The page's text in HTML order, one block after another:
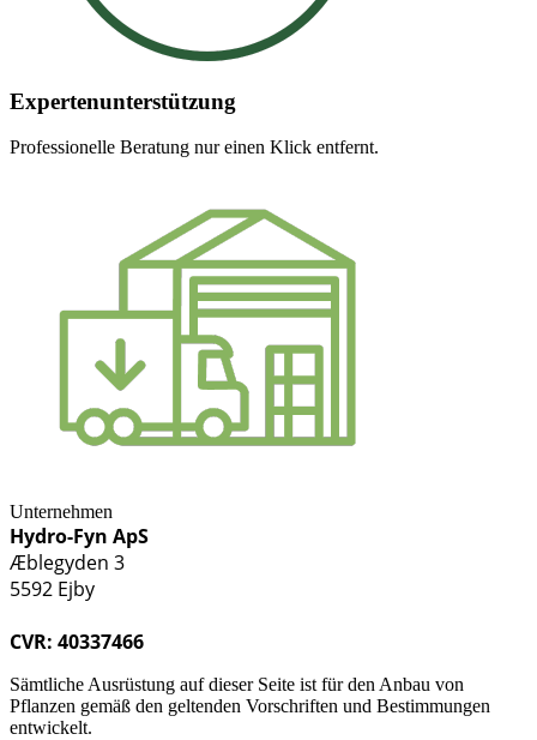
Expertenunterstützung
Professionelle Beratung nur einen Klick entfernt.
Unternehmen
Hydro-Fyn ApS
Æblegyden 3
5592 Ejby
CVR: 40337466
Sämtliche Ausrüstung auf dieser Seite ist für den Anbau von
Pflanzen gemäß den geltenden Vorschriften und Bestimmungen
entwickelt.